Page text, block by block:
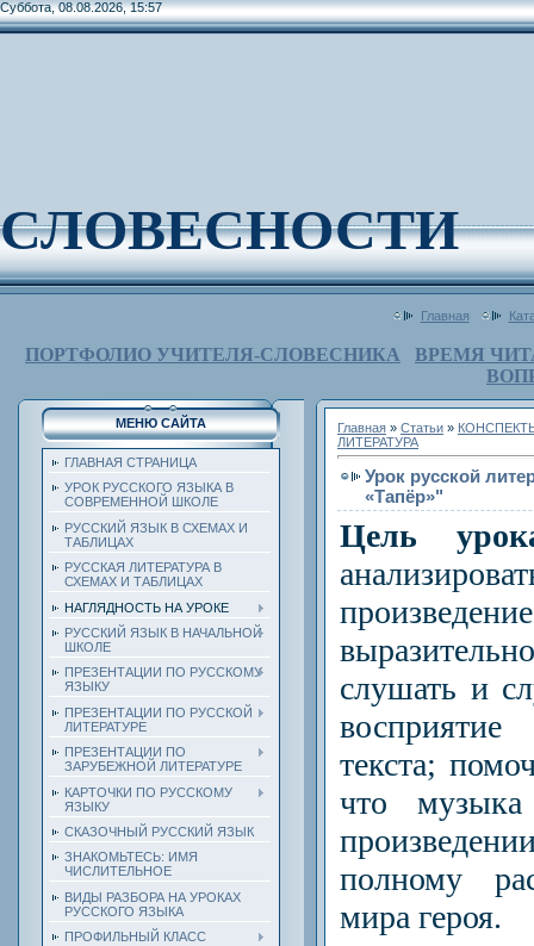
Суббота, 08.08.2026, 15:57
СЛОВЕСНОСТИ
Главная
ПОРТФОЛИО УЧИТЕЛЯ-СЛОВЕСНИКА
ВРЕМЯ
МЕНЮ САЙТА
ГЛАВНАЯ СТРАНИЦА
УРОК РУССКОГО ЯЗЫКА В
СОВРЕМЕННОЙ ШКОЛЕ
РУССКИЙ ЯЗЫК В СХЕМАХ И
ТАБЛИЦАХ
РУССКАЯ ЛИТЕРАТУРА В
СХЕМАХ И ТАБЛИЦАХ
НАГЛЯДНОСТЬ НА УРОКЕ
РУССКИЙ ЯЗЫК В НАЧАЛЬНОЙ
ШКОЛЕ
ПРЕЗЕНТАЦИИ ПО РУССКОМУ
ЯЗЫКУ
ПРЕЗЕНТАЦИИ ПО РУССКОЙ
ЛИТЕРАТУРЕ
ПРЕЗЕНТАЦИИ ПО
ЗАРУБЕЖНОЙ ЛИТЕРАТУРЕ
КАРТОЧКИ ПО РУССКОМУ
ЯЗЫКУ
СКАЗОЧНЫЙ РУССКИЙ ЯЗЫК
ЗНАКОМЬТЕСЬ: ИМЯ
ЧИСЛИТЕЛЬНОЕ
ВИДЫ РАЗБОРА НА УРОКАХ
РУССКОГО ЯЗЫКА
ПРОФИЛЬНЫЙ КЛАСС
Главная » Статьи »
ЛИТЕРАТУРА
Урок русской
«Тапёр»"
Цель
слушать и
текста;
что музыка
полному
мира героя.